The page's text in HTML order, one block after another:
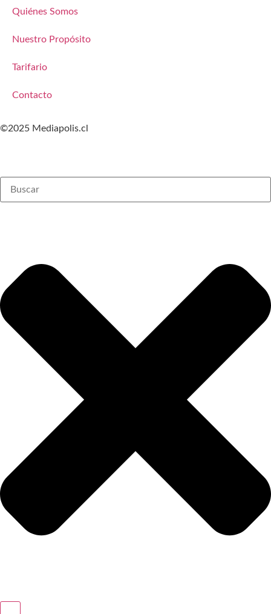
Quiénes Somos
Nuestro Propósito
Tarifario
Contacto
©2025 Mediapolis.cl